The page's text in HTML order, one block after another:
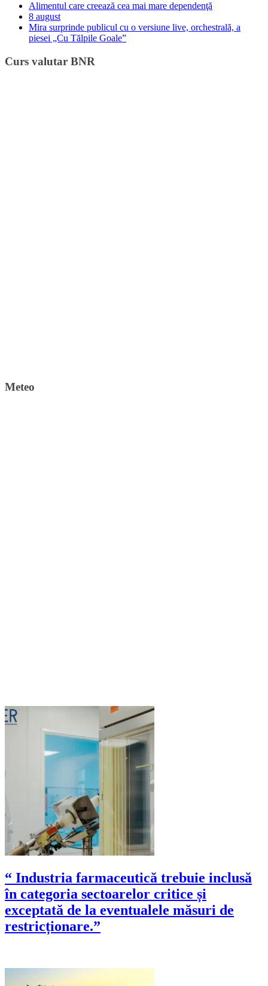
Alimentul care creează cea mai mare dependenţă
8 august
Mira surprinde publicul cu o versiune live, orchestrală, a
piesei „Cu Tălpile Goale”
Curs valutar BNR
Meteo
“ Industria farmaceutică trebuie inclusă
în categoria sectoarelor critice și
exceptată de la eventualele măsuri de
restricționare.”